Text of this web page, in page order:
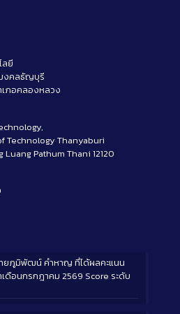
ลยี
งคลธัญบุรี
ภอคลองหลวง
Technology Thanyaburi
Luang Pathum Thani 12120
ยภูมิพัฒน์ คำหาญ ที่ได้ผลคะแนน
เดือนกรกฎาคม 2569 Score ระดับ